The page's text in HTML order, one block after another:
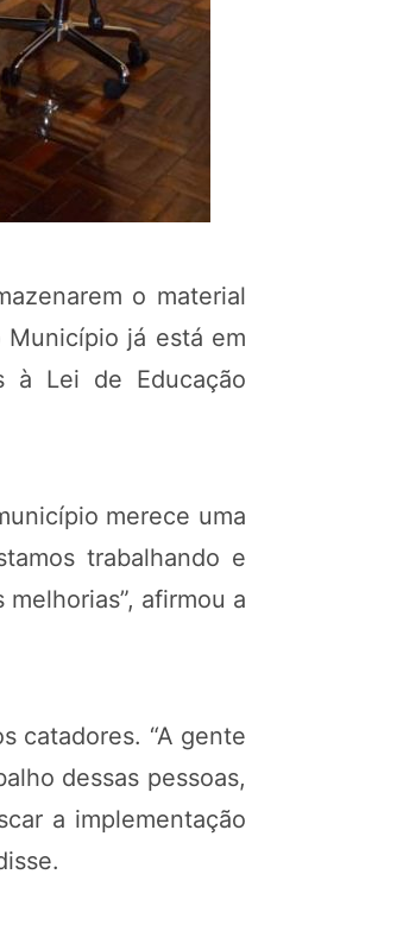
o material
já está em
à Lei de Educação
merece uma
trabalhando e
afirmou a
catadores. “A gente
dessas pessoas,
a implementação